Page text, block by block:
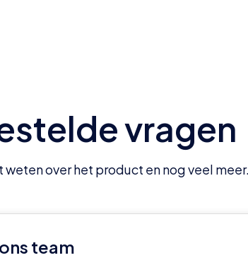
vragen
weten over het product en nog veel meer.
team